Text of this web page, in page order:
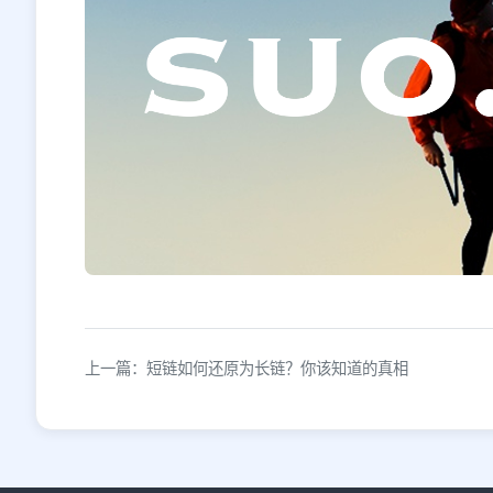
上一篇：短链如何还原为长链？你该知道的真相